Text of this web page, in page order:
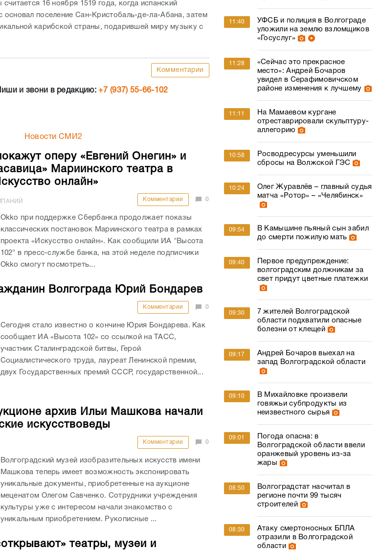
16 ноября 1519 года, когда испанский
основал поселение Сан-Кристобаль-де-ла-Абана, затем
карибской страны, подарившей миру музыку с
Комментарии
и звони в редакцию:+7 (937) 55-66-102
Новости СМИ2
оперу «Евгений Онегин» и
Мариинского театра в
онлайн»
Комментарии 0
Okko при поддержке Сбербанка продолжает показы
классических постановок Мариинского театра в рамках
проекта «Искусство онлайн». Как сообщили ИА "Высота
102" в пресс-службе банка, на этой неделе подписчики
Okko смогут посмотреть...
Волгограда Юрий Бондарев
Комментарии 0
Сегодня стало известно о кончине Юрия Бондарева. Как
сообщает ИА «Высота 102» со ссылкой на ТАСС,
участник Сталинградской битвы, Герой
Социалистического труда, лауреат Ленинской премии,
двух Государственных премий СССР, государственной...
архив Ильи Машкова начали
искусствоведы
Комментарии 0
Волгоградский музей изобразительных искусств имени
Машкова теперь имеет возможность экспонировать
уникальные документы, приобретенные на аукционе
меценатом Олегом Савченко. Сотрудники учреждения
культуры уже с интересом начали знакомство с
уникальным приобретением. Рукописные ...
театры, музеи и
11:40
УФСБ и полиция в Волгограде
уложили на землю взломщиков
«Госуслуг»
11:28
«Сейчас это прекрасное
место»: Андрей Бочаров
увидел в Серафимовичском
районе изменения к лучшему
11:11
На Мамаевом кургане
отреставрировали скульптуру-
аллегорию
10:58
Росводресурсы уменьшили
сбросы на Волжской ГЭС
10:24
Олег Журавлёв – главный судья
матча «Ротор» – «Челябинск»
09:54
В Камышине пьяный сын забил
до смерти пожилую мать
09:40
Первое предупреждение:
волгоградским должникам за
свет придут цветные платежки
09:30
7 жителей Волгоградской
области подхватили опасные
болезни от клещей
09:17
Андрей Бочаров выехал на
запад Волгоградской области
09:10
В Михайловке произвели
говяжьи субпродукты из
неизвестного сырья
09:01
Погода опасна: в
Волгоградской области ввели
оранжевый уровень из-за
жары
08:50
Волгоградстат насчитал в
регионе почти 99 тысяч
строителей
08:30
Атаку смертоносных БПЛА
отразили в Волгоградской
области